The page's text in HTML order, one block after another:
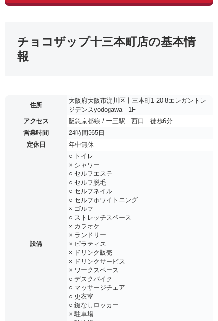
チョコザップ十三本町店の基本情
報
住所
大阪府大阪市淀川区十三本町1-20-8エレガントレ
ジデンスyodogawa 1F
アクセス
阪急京都線 / 十三駅 西口 徒歩6分
営業時間
24時間365日
定休日
年中無休
設備
○ トイレ
× シャワー
○ セルフエステ
○ セルフ脱毛
○ セルフネイル
○ セルフホワイトニング
× ゴルフ
○ ストレッチスペース
× カラオケ
× ランドリー
× ピラティス
× ドリンク販売
× ドリンクサービス
× ワークスペース
○ デスクバイク
○ マッサージチェア
○ 更衣室
○ 鍵なしロッカー
× 駐車場